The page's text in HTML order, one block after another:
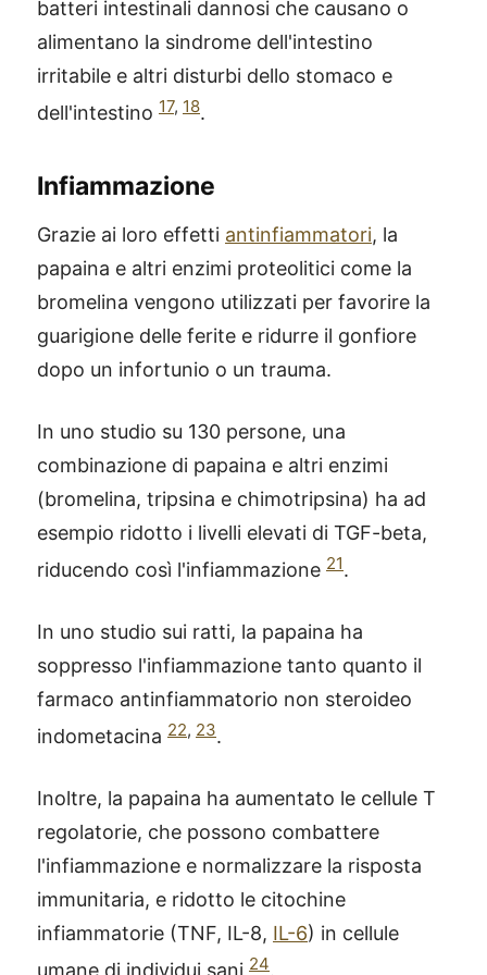
batteri intestinali dannosi che causano o
alimentano la sindrome dell'intestino
irritabile e altri disturbi dello stomaco e
dell'intestino 17, 18.
Infiammazione
Grazie ai loro effetti antinfiammatori, la
papaina e altri enzimi proteolitici come la
bromelina vengono utilizzati per favorire la
guarigione delle ferite e ridurre il gonfiore
dopo un infortunio o un trauma.
In uno studio su 130 persone, una
combinazione di papaina e altri enzimi
(bromelina, tripsina e chimotripsina) ha ad
esempio ridotto i livelli elevati di TGF-beta,
riducendo così l'infiammazione 21.
In uno studio sui ratti, la papaina ha
soppresso l'infiammazione tanto quanto il
farmaco antinfiammatorio non steroideo
indometacina 22, 23.
Inoltre, la papaina ha aumentato le cellule T
regolatorie, che possono combattere
l'infiammazione e normalizzare la risposta
immunitaria, e ridotto le citochine
infiammatorie (TNF, IL-8, IL-6) in cellule
umane di individui sani 24